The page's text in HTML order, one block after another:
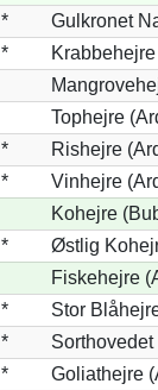
*
Gulkronet
*
Tophejre
*
Rishejre
*
Vinhejre
Kohejre
*
Østlig
Fiskehejre
*
Stor
*
*
Goliathejre